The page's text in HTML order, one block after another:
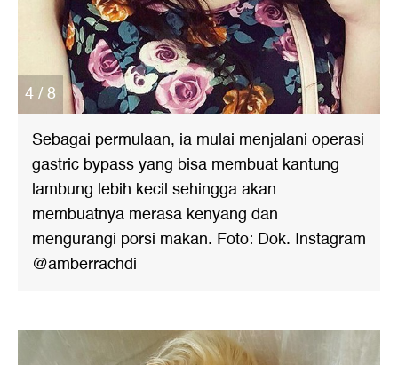
4 / 8
Sebagai permulaan, ia mulai menjalani operasi
gastric bypass yang bisa membuat kantung
lambung lebih kecil sehingga akan
membuatnya merasa kenyang dan
mengurangi porsi makan. Foto: Dok. Instagram
@amberrachdi